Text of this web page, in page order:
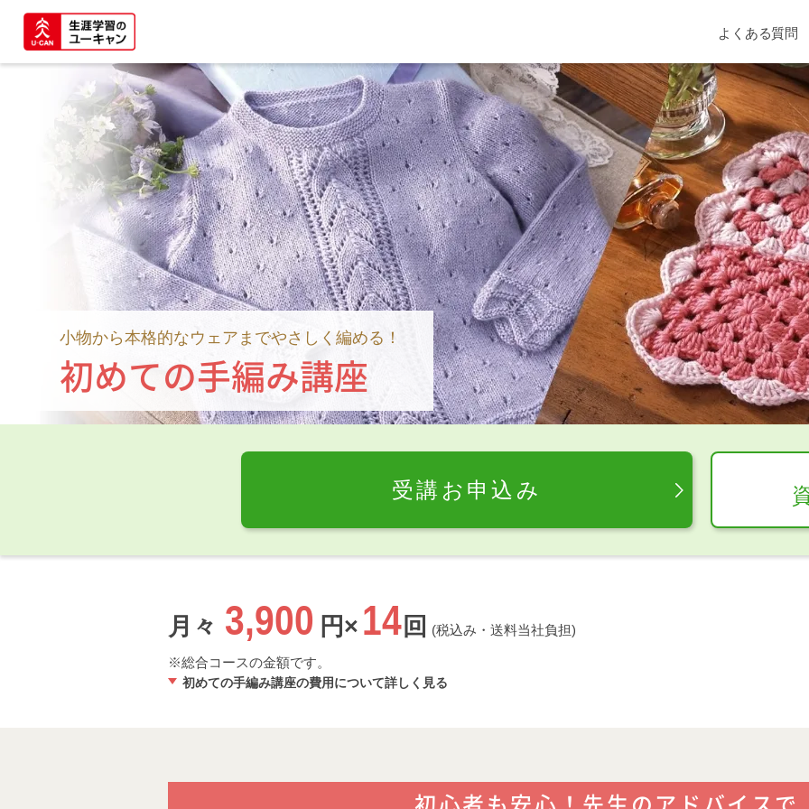
よくある質問
小物から本格的なウェアまでやさしく編める！
初めての手編み講座
受講お申込み
月々 3,900 円× 14回 (税込み・送料当社負担)
総合コースの金額です。
初めての手編み講座の費用について詳しく見る